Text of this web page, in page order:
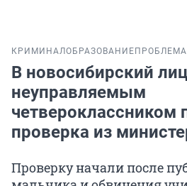
КРИМИНАЛОБРАЗОВАНИЕ ПРОБЛЕМА
В новосибирский
неуправляемым
четвероклассником
проверка из
Проверку начали после